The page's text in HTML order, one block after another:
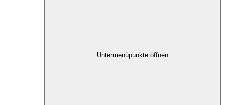
Untermenüpunkte öffnen